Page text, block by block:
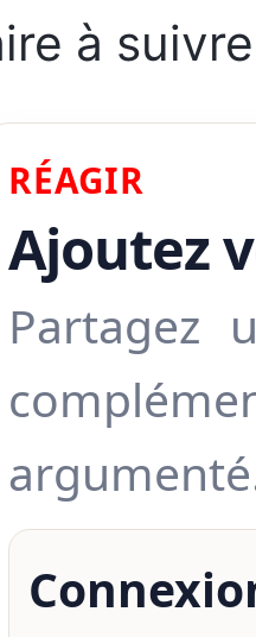
à
RÉAGIR
Ajoutez
Partagez